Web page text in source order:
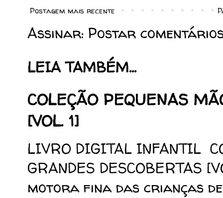
Postagem mais recente
Assinar: Postar
LEIA TAMBÉM...
COLEÇÃO PEQUENAS
[VOL. 1]
LIVRO DIGITAL INFANTIL
GRANDES DESCOBERTAS
motora fina das crianças